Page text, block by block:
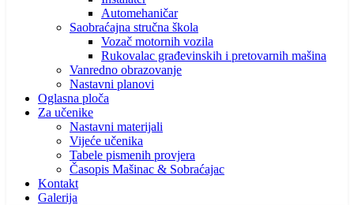
Automehaničar
Saobraćajna stručna škola
Vozač motornih vozila
Rukovalac građevinskih i pretovarnih mašina
Vanredno obrazovanje
Nastavni planovi
Oglasna ploča
Za učenike
Nastavni materijali
Vijeće učenika
Tabele pismenih provjera
Časopis Mašinac & Sobraćajac
Kontakt
Galerija